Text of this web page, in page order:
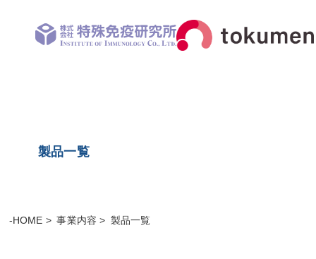
製品一覧
-HOME 事業内容 製品一覧